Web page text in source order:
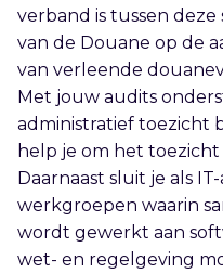
verband is tussen
van de Douane op de
van verleende
Met jouw audits
administratief toezicht
help je om het
Daarnaast sluit je als
werkgroepen waarin
wordt gewerkt aan
wet- en regelgeving